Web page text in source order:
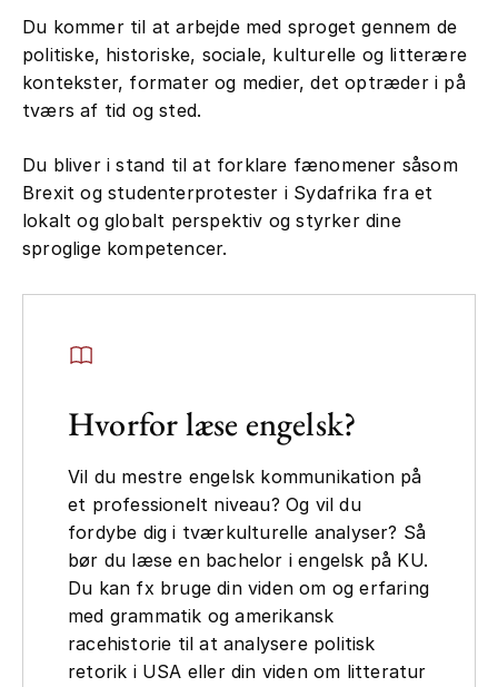
Du kommer til at arbejde med sproget gennem de
politiske, historiske, sociale, kulturelle og litterære
kontekster, formater og medier, det optræder i på
tværs af tid og sted.
Du bliver i stand til at forklare fænomener såsom
Brexit og studenterprotester i Sydafrika fra et
lokalt og globalt perspektiv og styrker dine
sproglige kompetencer.
Hvorfor læse engelsk?
Vil du mestre engelsk kommunikation på
et professionelt niveau? Og vil du
fordybe dig i tværkulturelle analyser? Så
bør du læse en bachelor i engelsk på KU.
Du kan fx bruge din viden om og erfaring
med grammatik og amerikansk
racehistorie til at analysere politisk
retorik i USA eller din viden om litteratur